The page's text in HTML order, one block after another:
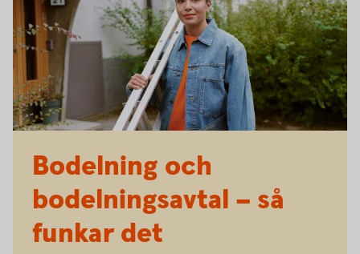
Bodelning och
bodelningsavtal – så
funkar det